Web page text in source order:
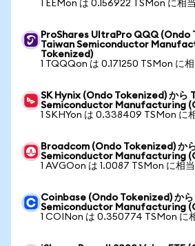
1 EEMon は 0.156922 TSMon に相当
ProShares UltraPro QQQ (Ondo
Taiwan Semiconductor
Tokenized)
1 TQQQon は 0.171250 TSMon に相
SK Hynix (Ondo Tokenized) から
Semiconductor Manufacturing
1 SKHYon は 0.338409 TSMon に
Broadcom (Ondo Tokenized) か
Semiconductor Manufacturing
1 AVGOon は 1.0087 TSMon に相当
Coinbase (Ondo Tokenized) か
Semiconductor Manufacturing
1 COINon は 0.350774 TSMon に